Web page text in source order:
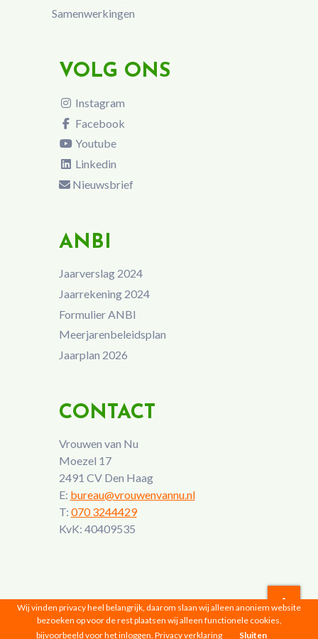
Samenwerkingen
VOLG ONS
Instagram
Facebook
Youtube
Linkedin
Nieuwsbrief
ANBI
Jaarverslag 2024
Jaarrekening 2024
Formulier ANBI
Meerjarenbeleidsplan
Jaarplan 2026
CONTACT
Vrouwen van Nu
Moezel 17
2491 CV Den Haag
E: bureau@vrouwenvannu.nl
T: 070 3244429
KvK: 40409535
Vrouwen van Nu © 2026 |Privacyverklaring
Wij vinden privacy heel belangrijk, daarom slaan wij alleen anoniem website
bezoeken op voor de rest plaatsen wij alleen functionele cookies,
bijvoorbeeld voor het inloggen. Privacy verklaring Sluiten